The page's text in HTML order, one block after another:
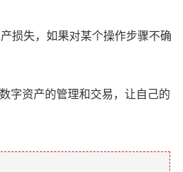
损失，如果对某个操作步骤不确
字资产的管理和交易，让自己的